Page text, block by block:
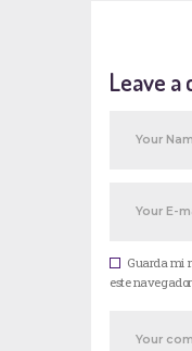
Leave
Guarda mi
este